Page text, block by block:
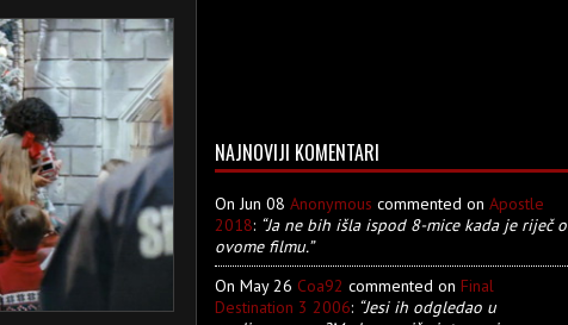
NAJNOVIJI KOMENTARI
On Jun 08 Anonymous commented on Apostle
2018: “Ja ne bih išla ispod 8-mice kada je riječ o
ovome filmu.”
On May 26 Coa92 commented on Final
Destination 3 2006: “Jesi ih odgledao u